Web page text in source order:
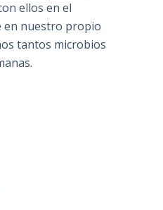
ellos en el
en nuestro propio
tantos microbios